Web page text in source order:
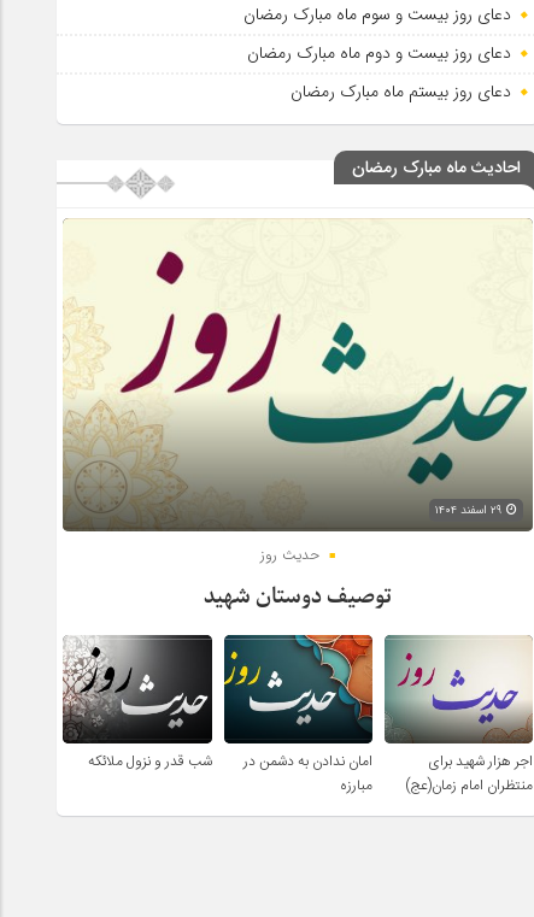
دعای روز بیست و سوم ماه مبارک رمضان
دعای روز بیست و دوم ماه مبارک رمضان
دعای روز بیستم ماه مبارک رمضان
احادیث ماه مبارک رمضان
حدیث روز
توصیف دوستان شهید
اجر هزار شهید برای
منتظران امام زمان(عج)
امان ندادن به دشمن در
مبارزه
شب قدر و نزول ملائکه